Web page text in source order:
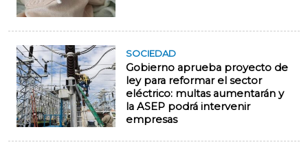
SOCIEDAD
Gobierno aprueba proyecto de
ley para reformar el sector
eléctrico: multas aumentarán y
la ASEP podrá intervenir
empresas